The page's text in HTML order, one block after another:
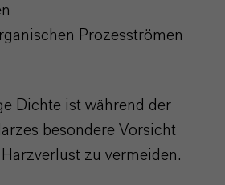
Prozesströmen
Dichte ist während der
besondere Vorsicht
zu vermeiden.